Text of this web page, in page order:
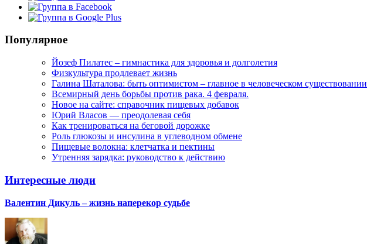
Популярное
Йозеф Пилатес – гимнастика для здоровья и долголетия
Физкультура продлевает жизнь
Галина Шаталова: быть оптимистом – главное в человеческом существовании
Всемирный день борьбы против рака. 4 февраля.
Новое на сайте: справочник пищевых добавок
Юрий Власов — преодолевая себя
Как тренироваться на беговой дорожке
Роль глюкозы и инсулина в углеводном обмене
Пищевые волокна: клетчатка и пектины
Утренняя зарядка: руководство к действию
Интересные люди
Валентин Дикуль – жизнь наперекор судьбе